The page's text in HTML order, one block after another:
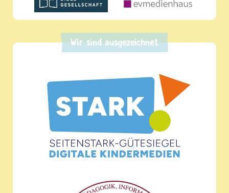
Wir sind ausgezeichnet